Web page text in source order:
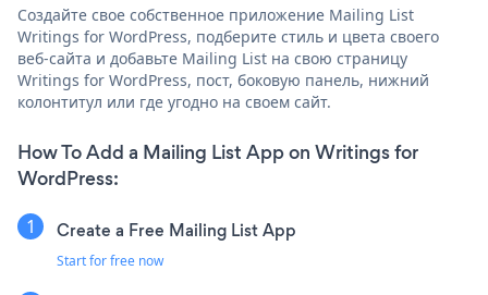
Создайте свое собственное приложение Mailing List
Writings for WordPress, подберите стиль и цвета своего
веб-сайта и добавьте Mailing List на свою страницу
Writings for WordPress, пост, боковую панель, нижний
колонтитул или где угодно на своем сайт.
How To Add a Mailing List App on Writings for
WordPress:
Create a Free Mailing List App
Start for free now